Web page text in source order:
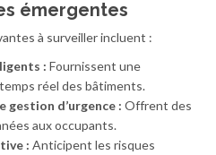
émergentes
à surveiller incluent :
: Fournissent une
réel des bâtiments.
gestion d’urgence : Offrent des
aux occupants.
: Anticipent les risques